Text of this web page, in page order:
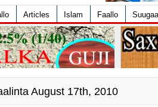
Articles Islam Faallo
August 17th, 2010